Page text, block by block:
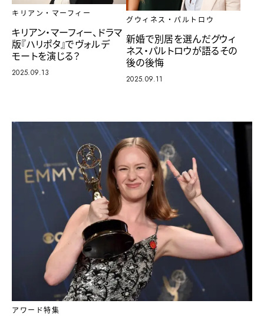
キリアン・マーフィー
キリアン・マーフィー、ドラマ
版『ハリポタ』でヴォルデ
モートを演じる？
2025.09.13
グウィネス・パルトロウ
新婚で別居を選んだグウィ
ネス・パルトロウが語るその
後の後悔
2025.09.11
アワード特集